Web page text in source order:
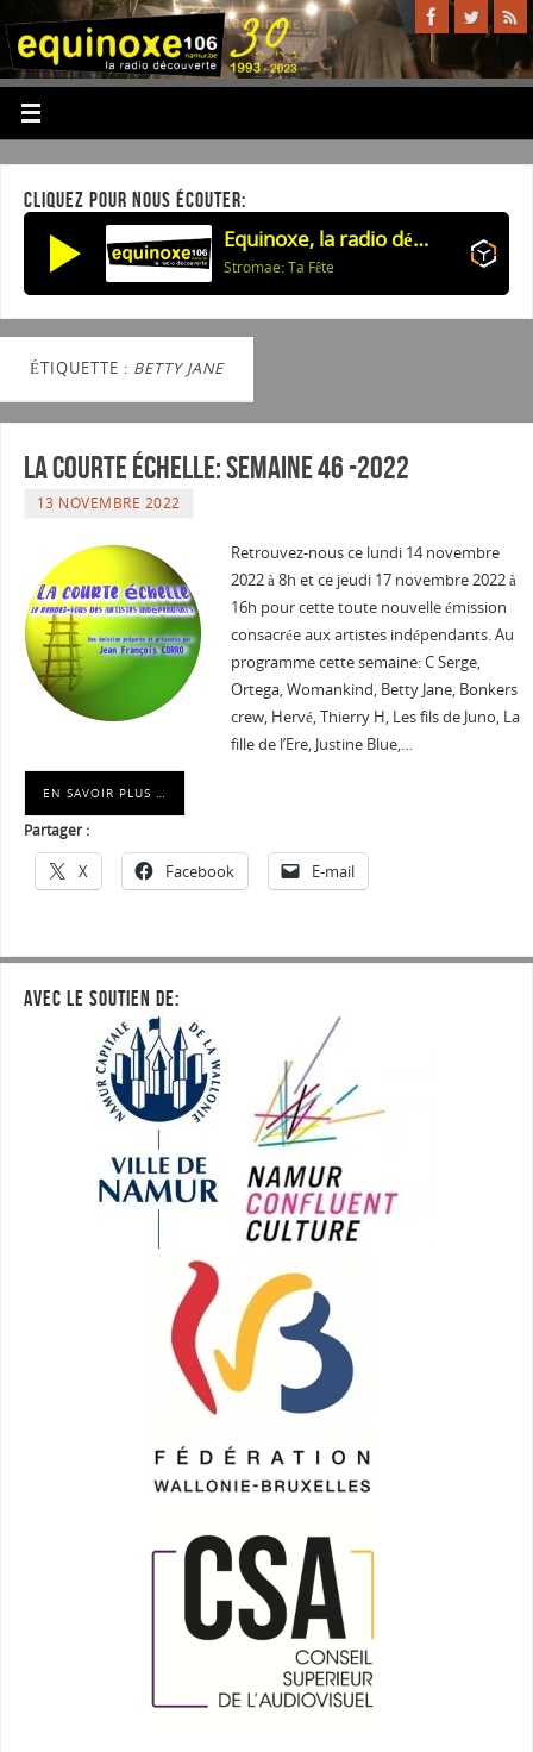
CLIQUEZ POUR NOUS ÉCOUTER:
Equinoxe, la radio découverte
Stromae: Ta Fête
ÉTIQUETTE : BETTY JANE
La courte échelle: semaine 46 -2022
13 NOVEMBRE 2022
Retrouvez-nous ce lundi 14 novembre
2022 à 8h et ce jeudi 17 novembre 2022 à
16h pour cette toute nouvelle émission
consacrée aux artistes indépendants. Au
programme cette semaine: C Serge,
Ortega, Womankind, Betty Jane, Bonkers
crew, Hervé, Thierry H, Les fils de Juno, La
fille de l’Ere, Justine Blue,…
EN SAVOIR PLUS …
Partager :
X Facebook E-mail
AVEC LE SOUTIEN DE: